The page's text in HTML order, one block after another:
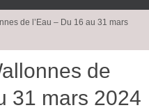
de l’Eau – Du 16 au 31 mars
de
31 mars 2024